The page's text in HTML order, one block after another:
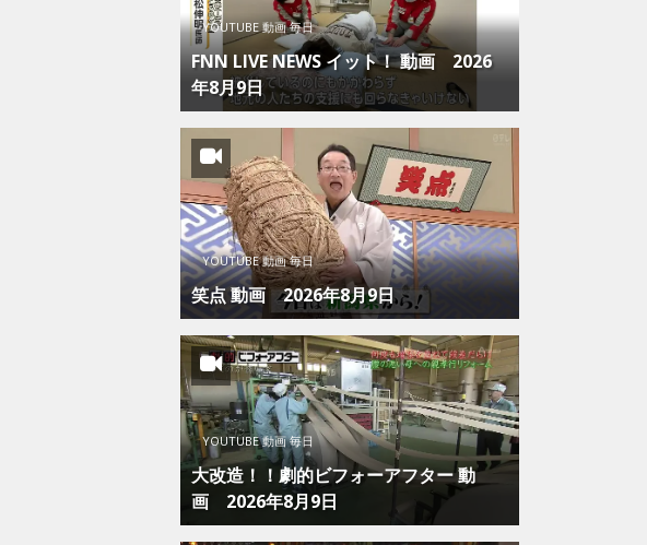
YOUTUBE 動画 毎日
FNN LIVE NEWS イット！ 動画 2026
年8月9日
YOUTUBE 動画 毎日
笑点 動画 2026年8月9日
YOUTUBE 動画 毎日
大改造！！劇的ビフォーアフター 動
画 2026年8月9日